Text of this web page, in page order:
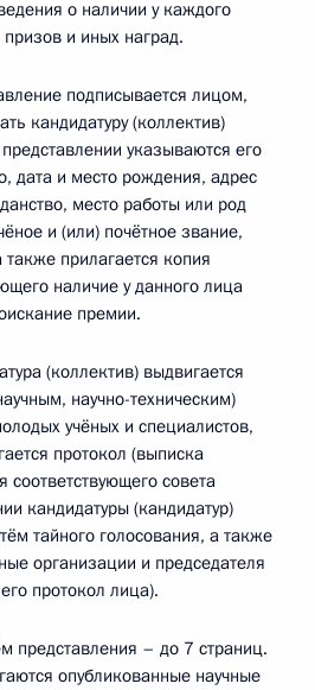
о наличии у каждого
и иных наград.
подписывается лицом,
кандидатуру (коллектив)
указываются его
дата и место рождения, адрес
место работы или род
и (или) почётное звание,
прилагается копия
наличие у данного лица
премии.
(коллектив) выдвигается
научно-техническим)
учёных и специалистов,
протокол (выписка
соответствующего совета
кандидатуры (кандидатур)
тайного голосования, а также
организации и председателя
протокол лица).
представления – до 7 страниц.
опубликованные научные